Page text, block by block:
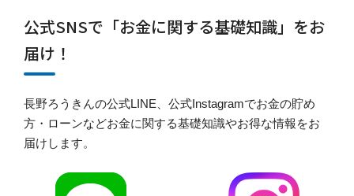
公式SNSで「お金に関する基礎知識」をお
届け！
長野ろうきんの公式LINE、公式Instagramでお金の貯め
方・ローンなどお金に関する基礎知識やお得な情報をお
届けします。